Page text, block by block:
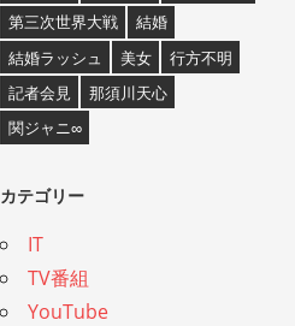
第三次世界大戦
結婚
結婚ラッシュ
美女
行方不明
記者会見
那須川天心
関ジャニ∞
カテゴリー
IT
TV番組
YouTube